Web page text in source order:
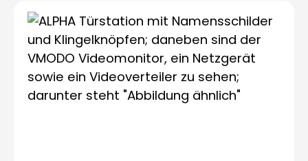
Bildergalerie überspringen